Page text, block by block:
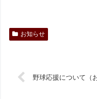
お知らせ
野球応援について（